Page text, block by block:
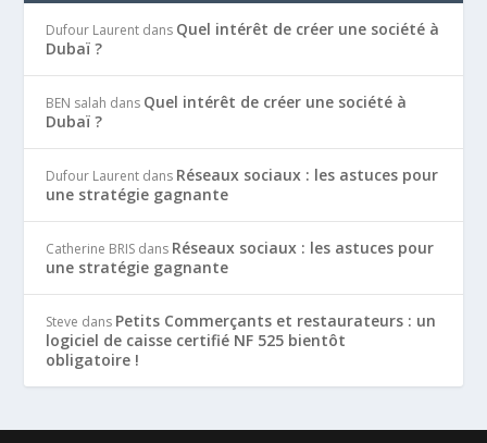
Dufour Laurent dans Quel intérêt de créer une société à
Dubaï ?
BEN salah dans Quel intérêt de créer une société à
Dubaï ?
Dufour Laurent dans Réseaux sociaux : les astuces pour
une stratégie gagnante
Catherine BRIS dans Réseaux sociaux : les astuces pour
une stratégie gagnante
Steve dans Petits Commerçants et restaurateurs : un
logiciel de caisse certifié NF 525 bientôt
obligatoire !